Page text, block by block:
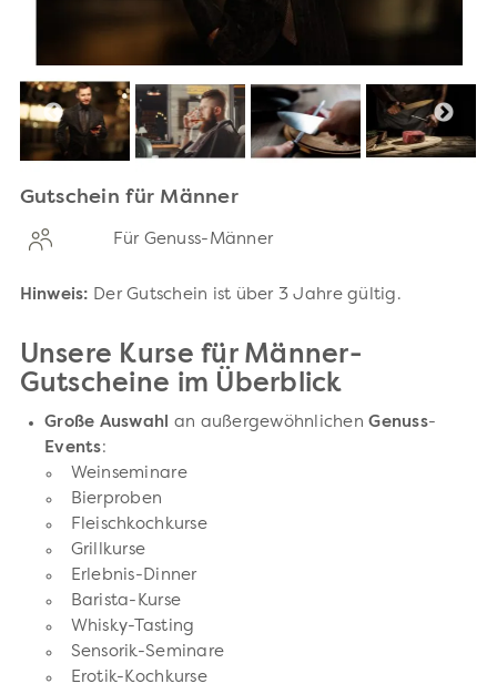
Gutschein für Männer
Für Genuss-Männer
Hinweis: Der Gutschein ist über 3 Jahre gültig.
Unsere Kurse für Männer-
Gutscheine im Überblick
Große Auswahl an außergewöhnlichenGenuss-
Events:
Weinseminare
Bierproben
Fleischkochkurse
Grillkurse
Erlebnis-Dinner
Barista-Kurse
Whisky-Tasting
Sensorik-Seminare
Erotik-Kochkurse